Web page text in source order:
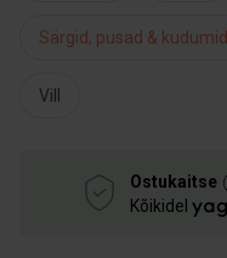
Särgid, pusad & kudumid
Vill
Ostukaitse
Kõikidel